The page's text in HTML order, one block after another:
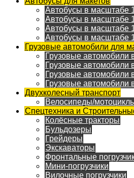
Автобусы в масштабе
Автобусы в масштабе
Автобусы в масштабе
Автобусы в масштабе
Грузовые автомобили для
Грузовые автомобили
Грузовые автомобили
Грузовые автомобили
Грузовые автомобили
Двухколесный транспорт
Велосипеды/
Спецтехника и
Колёсные тракторы
Бульдозеры
Грейдеры
Экскаваторы
Фронтальные
Мини-погрузчики
Вилочные погрузчики